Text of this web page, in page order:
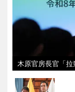
木原官房長官「拉